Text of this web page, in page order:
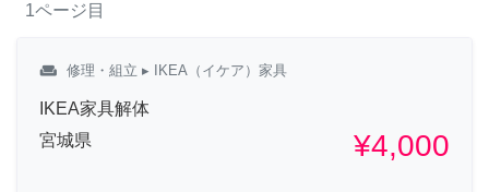
1ページ目
weekend 修理・組立 ▸ IKEA（イケア）家具
IKEA家具解体
宮城県
¥4,000